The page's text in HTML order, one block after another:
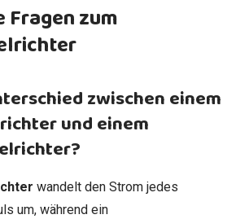
Fragen zum
zwischen einem
und einem
wandelt den Strom jedes
um, während ein